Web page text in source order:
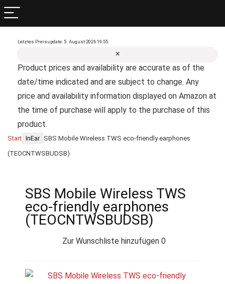
Letztes Preisupdate: 5. August 2026 19:55
×
Product prices and availability are accurate as of the
date/time indicated and are subject to change. Any
price and availability information displayed on Amazon at
the time of purchase will apply to the purchase of this
product.
Start InEar SBS Mobile Wireless TWS eco-friendly earphones
(TEOCNTWSBUDSB)
SBS Mobile Wireless TWS
eco-friendly earphones
(TEOCNTWSBUDSB)
Zur Wunschliste hinzufügen 0